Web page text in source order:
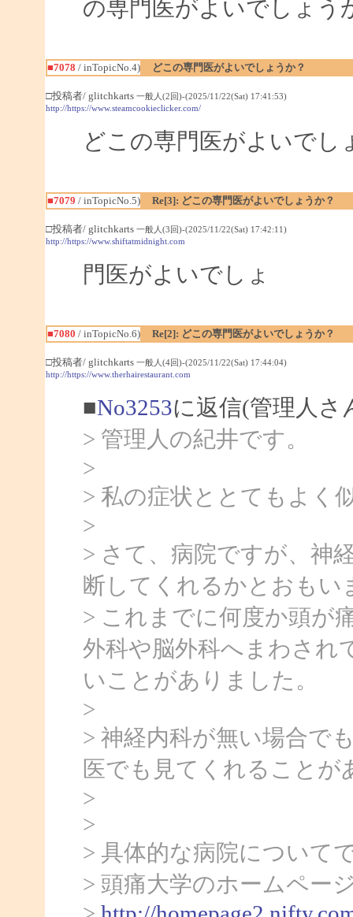
の専門医がよいでしょう
■7078 / inTopicNo.4) どこの専門医がよいでしょうか？
□投稿者/ glitchkarts 一般人(2回)-(2025/11/22(Sat) 17:41:53)
http://https://www.steamcookieclicker.com/
どこの専門医がよいでし
■7079 / inTopicNo.5) Re[3]: どこの専門医がよいでしょうか？
□投稿者/ glitchkarts 一般人(3回)-(2025/11/22(Sat) 17:42:11)
http://https://www.shiftatmidnight.com
門医がよいでしょ
■7080 / inTopicNo.6) Re[2]: どこの専門医がよいでしょうか？
□投稿者/ glitchkarts 一般人(4回)-(2025/11/22(Sat) 17:44:04)
http://https://www.therhairestaurant.com
■No3253に返信(管理人さ
> 管理人の紀井です。
>
> 私の症状ととてもよ
>
> さて、病院ですが、神
断してくれるかとおもい
> これまでに何度か頭が
外科や脳外科へまわされ
いことがありました。
>
> 神経内科が無い場合で
医でも見てくれることが
>
>
> 具体的な病院について
> 頭痛大学のホームペー